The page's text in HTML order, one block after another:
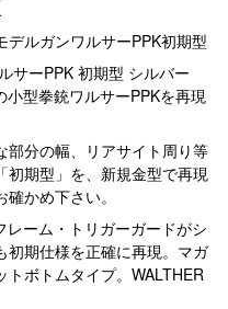
ルガンワルサーPPK初期型
サーPPK 初期型 シルバー
型拳銃ワルサーPPKを再現
部分の幅、リアサイト周り等
初期型」を、新規金型で再現
かめ下さい。
ーム・トリガーガードがシ
初期仕様を正確に再現。マガ
ボトムタイプ。WALTHER